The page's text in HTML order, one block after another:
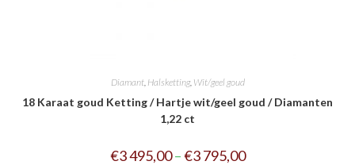
Diamant, Halsketting, Wit/geel goud
18 Karaat goud Ketting / Hartje wit/geel goud / Diamanten
1,22 ct
€3 495,00 –€3 795,00